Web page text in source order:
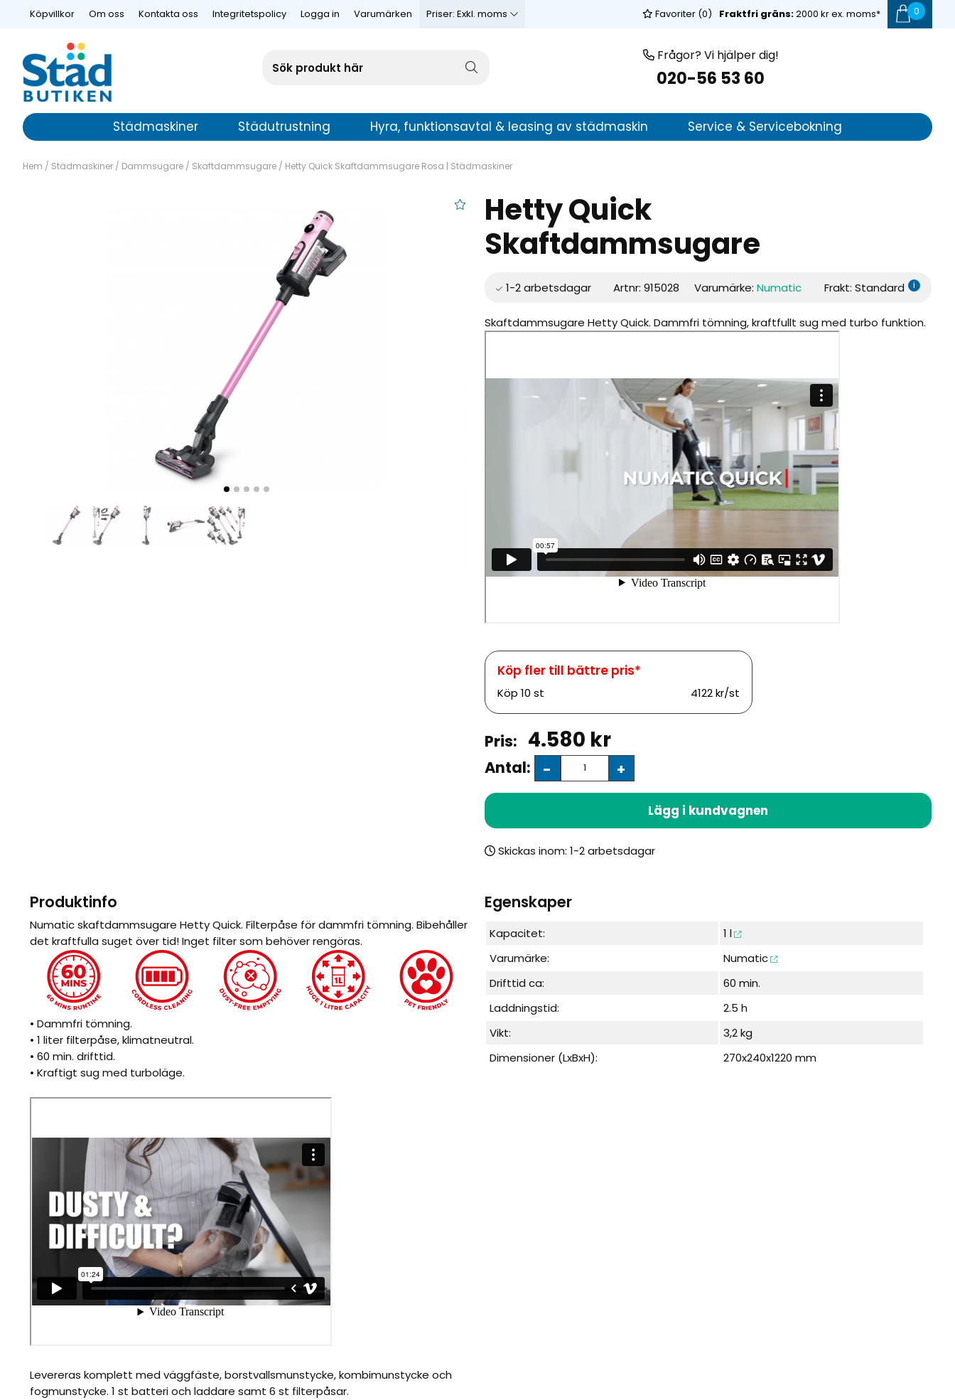
Köpvillkor Om oss Kontakta oss Integritetspolicy Logga in Varumärken Priser: Exkl. moms 0
Fraktfri gräns:2000 kr ex. moms*
Favoriter (0)
Frågor? Vi hjälper dig!
020-56 53 60
Städmaskiner Städutrustning Hyra, funktionsavtal & leasing av städmaskin Service & Servicebokning
Hem / Städmaskiner / Dammsugare / Skaftdammsugare / Hetty Quick Skaftdammsugare Rosa | Städmaskiner
Hetty Quick
Skaftdammsugare
Artnr:915028 Varumärke:Numatic Frakt: Standard i
Skaftdammsugare Hetty Quick. Dammfri tömning, kraftfullt sug med turbo funktion.
Köp 10 st 4122 kr/st
4.580 kr
Antal: +
-
Lägg i kundvagnen
Skickas inom:
Produktinfo
Numatic skaftdammsugare Hetty Quick. Filterpåse för dammfri tömning. Bibehåller
det kraftfulla suget över tid! Inget filter som behöver rengöras.
• Dammfri tömning.
• 1 liter filterpåse, klimatneutral.
• 60 min. drifttid.
• Kraftigt sug med turboläge.
Levereras komplett med väggfäste, borstvallsmunstycke, kombimunstycke och
fogmunstycke. 1 st batteri och laddare samt 6 st filterpåsar.
Egenskaper
Kapacitet:
1 l
Varumärke:
Numatic
Drifttid ca:
60 min.
Laddningstid:
2.5 h
Vikt:
3,2 kg
Dimensioner (LxBxH):
270x240x1220 mm